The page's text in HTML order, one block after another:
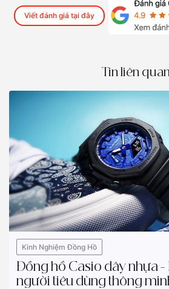
Viết đánh giá tại đây
Tin liên quan
Kinh Nghiệm Đồng Hồ
Đồng hồ Casio dây nhựa -
người tiêu dùng thông